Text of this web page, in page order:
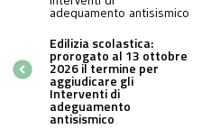
Edilizia scolastica:
prorogato al 13 ottobre
2026 il termine per
aggiudicare gli
Interventi di
adeguamento
antisismico